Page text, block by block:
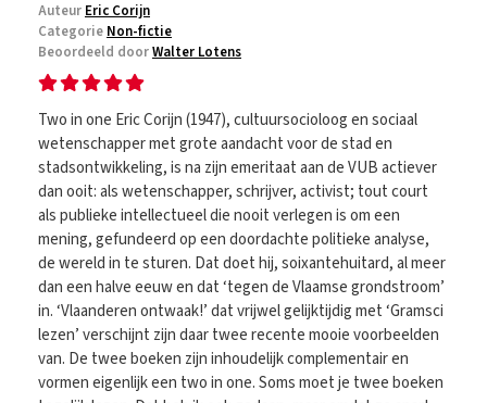
Auteur Eric Corijn
Categorie Non-fictie
Beoordeeld doorWalter Lotens
Two in one Eric Corijn (1947), cultuursocioloog en sociaal
wetenschapper met grote aandacht voor de stad en
stadsontwikkeling, is na zijn emeritaat aan de VUB actiever
dan ooit: als wetenschapper, schrijver, activist; tout court
als publieke intellectueel die nooit verlegen is om een
mening, gefundeerd op een doordachte politieke analyse,
de wereld in te sturen. Dat doet hij, soixantehuitard, al meer
dan een halve eeuw en dat ‘tegen de Vlaamse grondstroom’
in. ‘Vlaanderen ontwaak!’ dat vrijwel gelijktijdig met ‘Gramsci
lezen’ verschijnt zijn daar twee recente mooie voorbeelden
van. De twee boeken zijn inhoudelijk complementair en
vormen eigenlijk een two in one. Soms moet je twee boeken